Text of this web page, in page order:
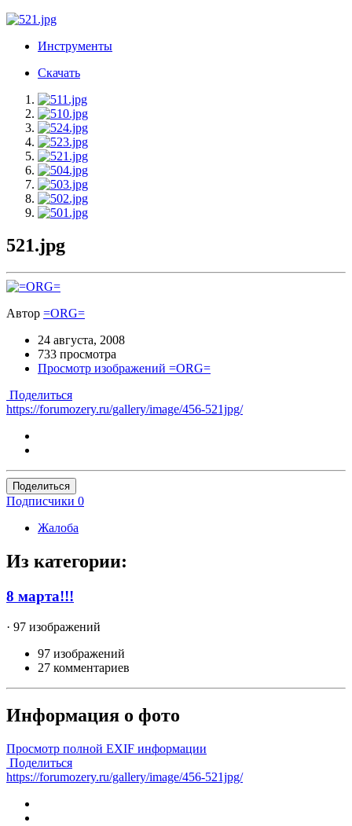
Инструменты
Скачать
521.jpg
Автор =ORG=
24 августа, 2008
733 просмотра
Просмотр изображений =ORG=
Поделиться
https://forumozery.ru/gallery/image/456-521jpg/
Поделиться
Подписчики 0
Жалоба
Из категории:
8 марта!!!
· 97 изображений
97 изображений
27 комментариев
Информация о фото
Просмотр полной EXIF информации
Поделиться
https://forumozery.ru/gallery/image/456-521jpg/